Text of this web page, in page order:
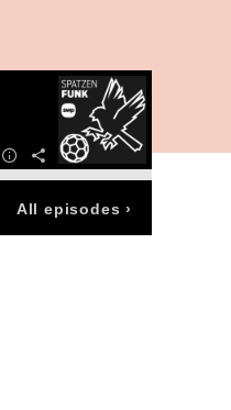
All episodes ›